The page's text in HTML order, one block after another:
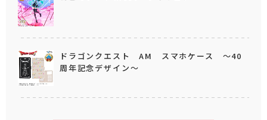
ドラゴンクエスト AM スマホケース ～40
周年記念デザイン～